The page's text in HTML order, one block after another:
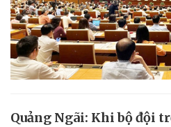
Quảng Ngãi: Khi bộ đội